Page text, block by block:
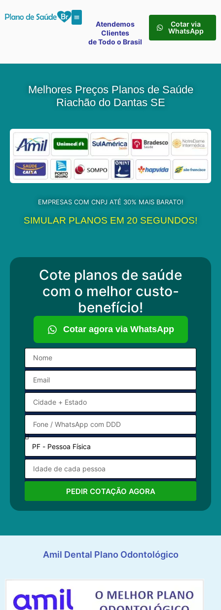
Atendemos
Clientes
de Todo o Brasil
Cotar via
WhatsApp
Melhores Preços Planos de Saúde
Riachão do Dantas SE
EMPRESAS COM CNPJ ATÉ 30% MAIS BARATO!
SIMULAR PLANOS EM 20 SEGUNDOS!
Cote planos de saúde
com o melhor custo-
benefício!
Cotar agora via WhatsApp
PEDIR COTAÇÃO AGORA
Amil Dental Plano Odontológico